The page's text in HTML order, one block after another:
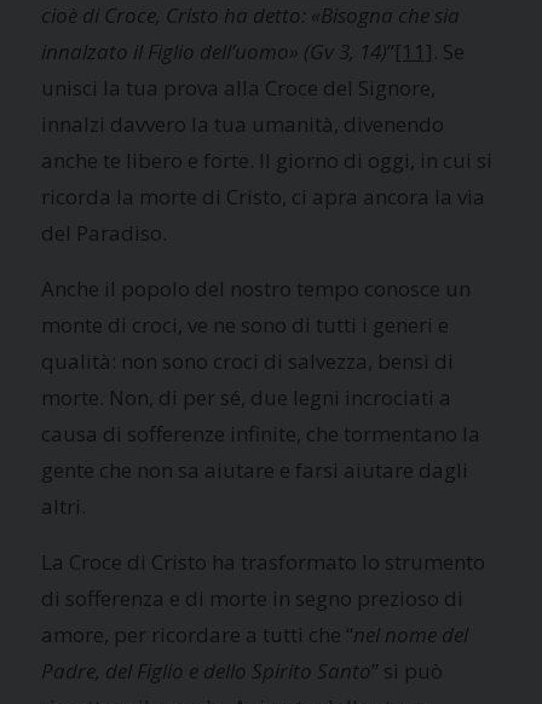
cioè di Croce, Cristo ha detto: «Bisogna che sia
innalzato il Figlio dell’uomo» (Gv 3, 14)”[11]. Se
unisci la tua prova alla Croce del Signore,
innalzi davvero la tua umanità, divenendo
anche te libero e forte. Il giorno di oggi, in cui si
ricorda la morte di Cristo, ci apra ancora la via
del Paradiso.
Anche il popolo del nostro tempo conosce un
monte di croci, ve ne sono di tutti i generi e
qualità: non sono croci di salvezza, bensì di
morte. Non, di per sé, due legni incrociati a
causa di sofferenze infinite, che tormentano la
gente che non sa aiutare e farsi aiutare dagli
altri.
La Croce di Cristo ha trasformato lo strumento
di sofferenza e di morte in segno prezioso di
amore, per ricordare a tutti che “nel nome del
Padre, del Figlio e dello Spirito Santo” si può